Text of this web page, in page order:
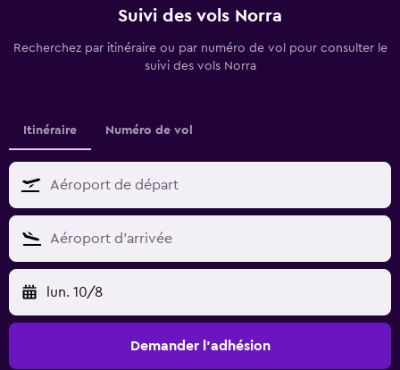
Suivi des vols Norra
Recherchez par itinéraire ou par numéro de vol pour consulter le
suivi des vols Norra
Itinéraire Numéro de vol
lun. 10/8
Demander l’adhésion